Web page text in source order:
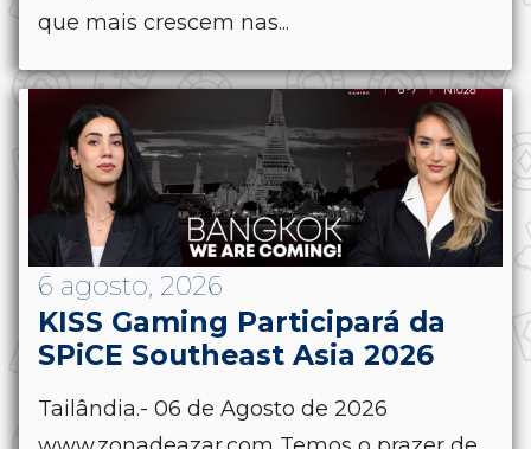
que mais crescem nas...
6 agosto, 2026
KISS Gaming Participará da
SPiCE Southeast Asia 2026
Tailândia.- 06 de Agosto de 2026